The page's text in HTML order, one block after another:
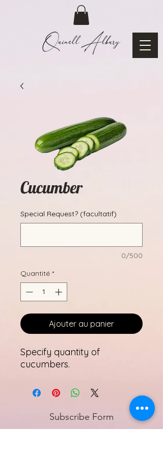
Cucumber
Special Request? (facultatif)
0/500
Quantité *
Ajouter au panier
Specify quantity of
cucumbers.
Subscribe Form